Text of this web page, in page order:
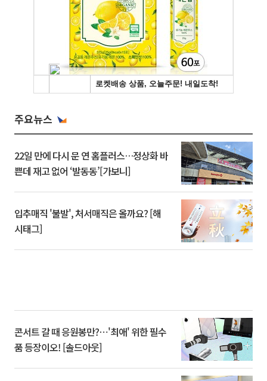
주요뉴스
22일 만에 다시 문 연 홈플러스…정상화 바
쁜데 재고 없어 ‘발동동’[가보니]
입추매직 '불발', 처서매직은 올까요? [해
시태그]
콘서트 갈 때 응원봉만?⋯'최애' 위한 필수
품 등장이오! [솔드아웃]